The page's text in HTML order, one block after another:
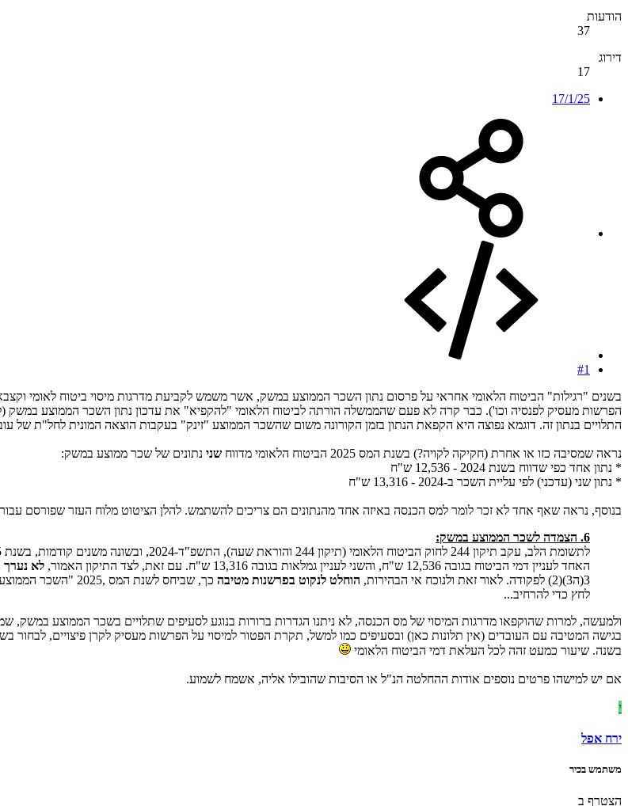
הודעות
37
דירוג
17
17/1/25
#1
בשנים "רגילות" הביטוח הלאומי אחראי על פרסום נתון השכר הממוצע במשק, אשר משמש לקביעת מדרגות מיסוי ביטוח לאומי
הפרשות מעסיק לפנסיה וכו'). כבר קרה לא פעם שהממשלה הורתה לביטוח הלאומי "להקפיא" את עדכון נתון השכר הממוצע במשק
התלויים בנתון זה. דוגמא נפוצה היא הקפאת הנתון בזמן הקורונה משום שהשכר הממוצע "זינק" בעקבות הוצאה המונית לחל"ת של
נראה שמסיבה כזו או אחרת (חקיקה לקויה?) בשנת המס 2025 הביטוח הלאומי מדווח שני נתונים של שכר ממוצע במשק:
* נתון אחד כפי שדווח בשנת 2024 - 12,536 ש"ח
* נתון שני (עדכני) לפי עליית השכר ב-2024 - 13,316 ש"ח
בנוסף, נראה שאף אחד לא זכר לומר למס הכנסה באיזה אחד מהנתונים הם צריכים להשתמש. להלן הציטוט מלוח העזר שפורסם עבור המיסוי לשנת 2025 (הדגשות
6. הצמדה לשכר הממוצע במשק:
לתשומת הלב, עקב תיקון 244 לחוק הביטוח הלאומי (תיקון 244 והוראת שעה), התשפ"ד-2024, ובשונה משנים קודמות, בשנת 2025 פרסם המוסד לביטוח לאומי
האחד לעניין דמי הביטוח בגובה 12,536 ש"ח, והשני לעניין גמלאות בגובה 13,316 ש"ח. עם זאת, לצד התיקון האמור,
לא נערך
3(ה3)(2) לפקודה. לאור זאת ולנוכח אי הבהירות,
הוחלט לנקוט בפרשנות מטיבה כך, שביחס לשנת המס ,2025 "השכר הממוצע במשק" יהיה כמפורט להלן:
לחץ כדי להרחיב...
ולמעשה, למרות שהוקפאו מדרגות המיסוי של מס הכנסה, לא ניתנו הגדרות ברורות בנוגע לסעיפים שתלויים בשכר הממוצע
בגישה המטיבה עם העובדים (אין תלונות כאן) ובסעיפים כמו למשל, תקרת הפטור למיסוי על הפרשות מעסיק לקרן פיצויים, לבחור
בשנה. שיעור כמעט זהה לכל העלאת דמי הביטוח הלאומי
אם יש למישהו פרטים נוספים אודות ההחלטה הנ"ל או הסיבות שהובילו אליה, אשמח לשמוע.
י
ירח אפל
משתמש בכיר
הצטרף ב